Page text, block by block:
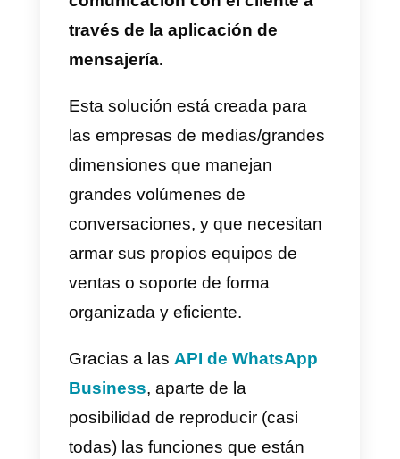
WhatsApp Business
proporciona toda la
información y las herramientas
para la comunicación
empresarial, de
La principal diferencia entre la
versión de WhatsApp normal y
es la tarjeta del perfil:
mientras que el personal
solo el nombre, el estado y la foto